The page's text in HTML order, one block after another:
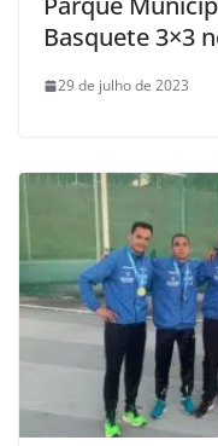
Basquete 3×3
29 de julho de 2023